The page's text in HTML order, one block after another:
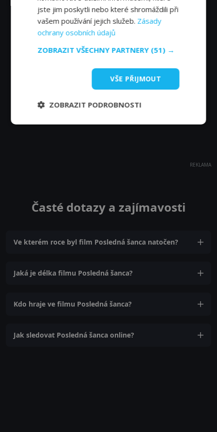
REKLAMA
Časté dotazy a zajímavosti
Ve kterém roce byl film Posledná šanca natočen?
Jaká je délka filmu Posledná šanca?
Kdo hraje ve filmu Posledná šanca?
Jak sledovat Posledná šanca online?
jste jim poskytli nebo které shromáždili při
vašem používání jejich služeb. Zásady
ochrany osobních údajů
ZOBRAZIT VŠECHNY PARTNERY (51) →
VŠE PŘIJMOUT
ZOBRAZIT PODROBNOSTI